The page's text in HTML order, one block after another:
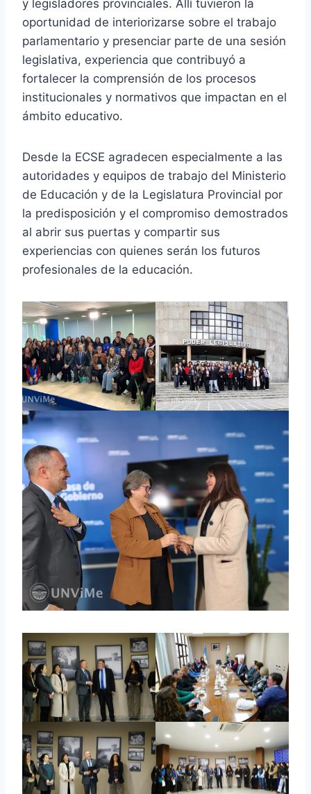
y legisladores provinciales. Allí tuvieron la
oportunidad de interiorizarse sobre el trabajo
parlamentario y presenciar parte de una sesión
legislativa, experiencia que contribuyó a
fortalecer la comprensión de los procesos
institucionales y normativos que impactan en el
ámbito educativo.
Desde la ECSE agradecen especialmente a las
autoridades y equipos de trabajo del Ministerio
de Educación y de la Legislatura Provincial por
la predisposición y el compromiso demostrados
al abrir sus puertas y compartir sus
experiencias con quienes serán los futuros
profesionales de la educación.